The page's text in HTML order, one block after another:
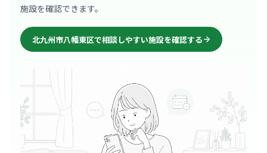
施設を確認できます。
北九州市八幡東区で相談しやすい施設を確認する